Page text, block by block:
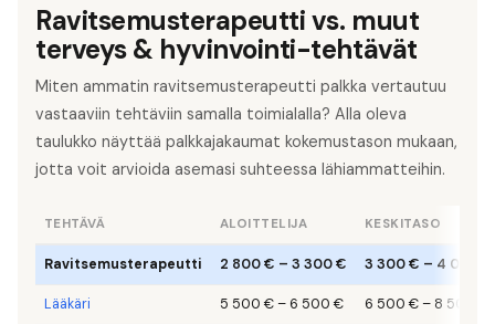
Ravitsemusterapeutti vs. muut
terveys & hyvinvointi-tehtävät
Miten ammatin ravitsemusterapeutti palkka vertautuu
vastaaviin tehtäviin samalla toimialalla? Alla oleva
taulukko näyttää palkkajakaumat kokemustason mukaan,
jotta voit arvioida asemasi suhteessa lähiammatteihin.
TEHTÄVÄ ALOITTELIJA KESKITASO
Ravitsemusterapeutti 2 800 € – 3 300 € 3 300 € – 4 000 €
Lääkäri 5 500 €– 6 500 € 6 500 €– 8 500 €